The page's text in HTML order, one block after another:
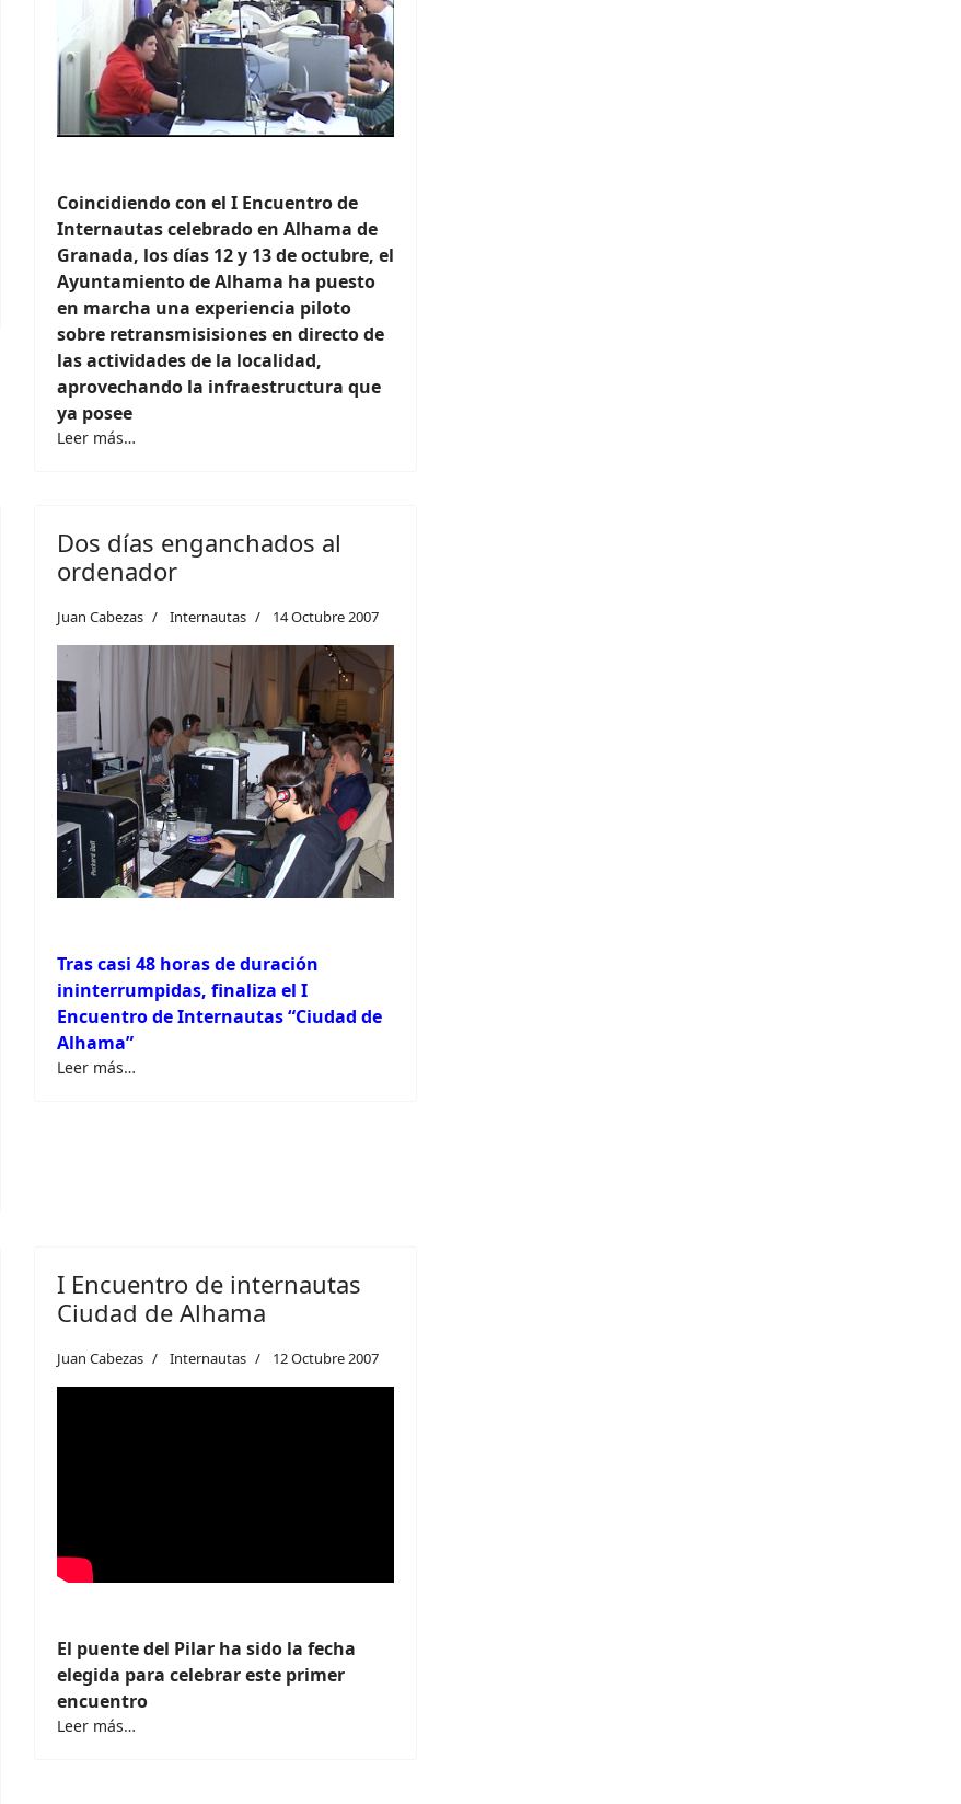
Coincidiendo con el I Encuentro de
Internautas celebrado en Alhama de
Granada, los días 12 y 13 de octubre, el
Ayuntamiento de Alhama ha puesto
en marcha una experiencia piloto
sobre retransmisisiones en directo de
las actividades de la localidad,
aprovechando la infraestructura que
ya posee
Leer más…
Dos días enganchados al
ordenador
Juan Cabezas Internautas 14 Octubre 2007
Tras casi 48 horas de duración
ininterrumpidas, finaliza el I
Encuentro de Internautas “Ciudad de
Alhama”
Leer más…
I Encuentro de internautas
Ciudad de Alhama
Juan Cabezas Internautas 12 Octubre 2007
El puente del Pilar ha sido la fecha
elegida para celebrar este primer
encuentro
Leer más…